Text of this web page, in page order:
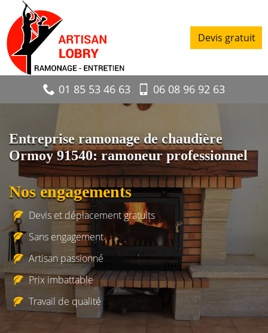
Devis gratuit
01 85 53 46 63 06 08 96 92 63
Entreprise ramonage de chaudière
Ormoy 91540: ramoneur professionnel
Nos engagements
Devis et déplacement gratuits
Sans engagement
Artisan passionné
Prix imbattable
Travail de qualité